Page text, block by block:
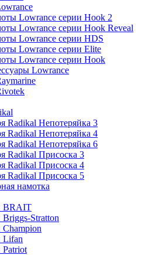
Lowrance серии Hook 2
Lowrance серии Hook Reveal
Lowrance серии HDS
Lowrance серии Elite
Lowrance серии Hook
Lowrance
Radikal Непотеряйка 3
Radikal Непотеряйка 4
Radikal Непотеряйка 6
Radikal Присоска 3
Radikal Присоска 4
Radikal Присоска 5
намотка
BRAIT
Briggs-Stratton
Champion
Lifan
Patriot